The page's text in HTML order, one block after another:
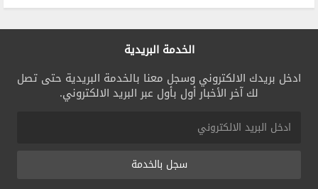
الخدمة البريدية
ادخل بريدك الالكتروني وسجل معنا بالخدمة البريدية حتى تصل
لك آخر الأخبار أول بأول عبر البريد الالكتروني.
سجل بالخدمة